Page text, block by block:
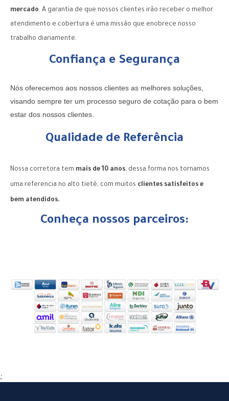
mercado. A garantia de que nossos clientes irão receber o melhor
atendimento e cobertura é uma missão que enobrece nosso
trabalho diariamente.
Confiança e Segurança
Nós oferecemos aos nossos clientes as melhores soluções,
visando sempre ter um processo seguro de cotação para o bem
estar dos nossos clientes.
Qualidade de Referência
Nossa corretora tem mais de 10 anos, dessa forma nos tornamos
uma referencia no alto tietê, com muitos clientes satisfeitos e
bem atendidos.
Conheça nossos parceiros:
;